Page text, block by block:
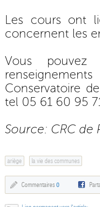
Les cours ont
concernent les
Vous
Conservatoire
tel 05 61 60 95
Source: CRC de
ariège la vie des communes
Commentaires 0